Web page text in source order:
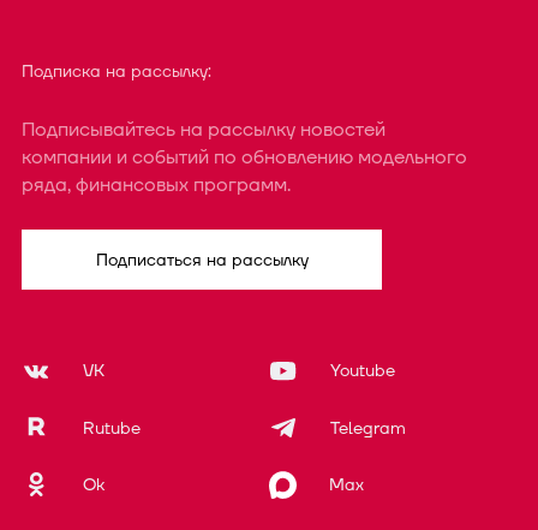
Подписка на рассылку:
Подписывайтесь на рассылку новостей
компании и событий по обновлению модельного
ряда, финансовых программ.
Подписаться на рассылку
VK Youtube
Rutube Telegram
Ok Max